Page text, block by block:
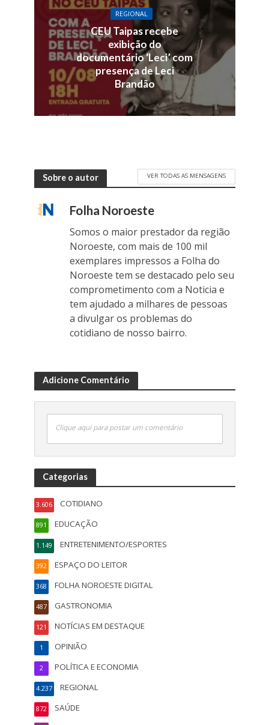
REGIONAL
CEU Taipas recebe
exibição do
documentário ‘Leci’ com
presença de Leci
Brandão
Sobre o autor VER TODAS AS MENSAGENS
Folha Noroeste
Somos o maior prestador da região
Noroeste, com mais de 100 mil
exemplares impressos a Folha do
Noroeste tem se destacado pelo seu
comprometimento com a Noticia e
tem ajudado a milhares de pessoas
a divulgar os problemas do
cotidiano de nosso bairro.
Adicione Comentário
Clique aqui para postar um comentário
Categorias
COTIDIANO
3.606
EDUCAÇÃO
891
ENTRETENIMENTO/ESPORTES
1.149
ESPAÇO DO LEITOR
392
FOLHA NOROESTE DIGITAL
368
GASTRONOMIA
487
NOTÍCIAS EM DESTAQUE
121
OPINIÃO
1
POLÍTICA E ECONOMIA
2
REGIONAL
4.237
SAÚDE
872